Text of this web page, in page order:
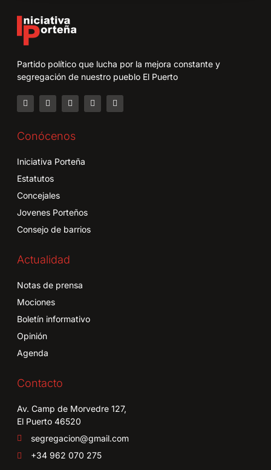
Partido político que lucha por la mejora constante y
segregación de nuestro pueblo El Puerto
Conócenos
Iniciativa Porteña
Estatutos
Concejales
Jovenes Porteños
Consejo de barrios
Actualidad
Notas de prensa
Mociones
Boletín informativo
Opinión
Agenda
Contacto
Av. Camp de Morvedre 127,
El Puerto 46520
segregacion@gmail.com
+34 962 070 275